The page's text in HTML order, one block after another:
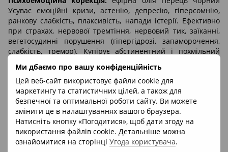
Ми дбаємо про вашу конфіденційність
Цей веб-сайт використовує файли cookie для
маркетингу та статистичних цілей, а також для
безпечної та оптимальної роботи сайту. Ви можете
змінити це в налаштуваннях вашого браузера.
Натисніть кнопку «Погодитися», щоб дати згоду на
використання файлів cookie. Детальніше можна
ознайомитися на сторінці Угода користувача.
Усуває емоційні кризи, астенію, депресію, гіперсомнію,
ранкову слабкість, плаксивість, напади істерії. Ефективно
при страхах, нервової тремтіння, нервовий тик, заїканні,
вегетосудинні порушення (гіпергідрозі, запаморочення,
слабкість, тремор). Купірує абстинентний і похмільний